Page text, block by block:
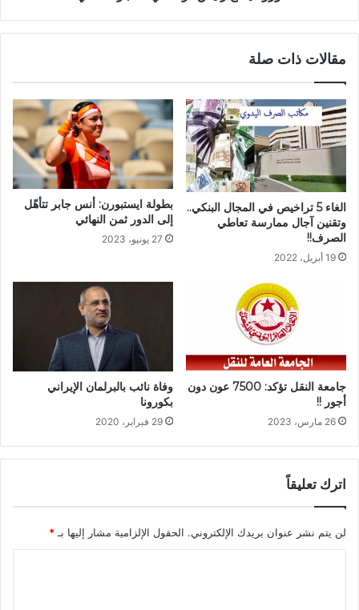
مقالات ذات صلة
الغاء 5 تراخيص في المجال البنكي..
وتقنين آجال ممارسة تعاطي
الصرف!!
19 أبريل، 2022
بطولة ايستبورن: أنس جابر تتأهّل
إلى الدور ثمن النهائي
27 يونيو، 2023
جامعة النقل تؤكد: 7500 عون دون
أجور !!
26 مارس، 2023
وفاة نائب بالبرلمان الإيراني
بكورونا
29 فبراير، 2020
اترك تعليقاً
لن يتم نشر عنوان بريدك الإلكتروني. الحقول الإلزامية مشار إليها بـ *